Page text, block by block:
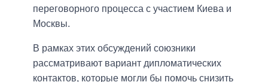
переговорного процесса с участием Киева и
Москвы.
В рамках этих обсуждений союзники
рассматривают вариант дипломатических
контактов, которые могли бы помочь снизить